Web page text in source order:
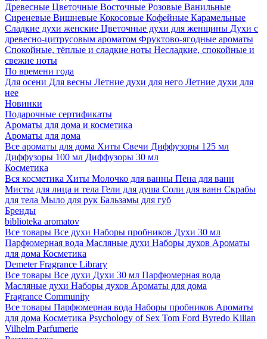
Древесные Цветочные Восточные Розовые Ванильные
Сиреневые Вишневые Кокосовые Кофейные Карамельные
Сладкие духи женские Цветочные духи для женщины Духи с
древесно-цитрусовым ароматом Фруктово-ягодные ароматы
Спокойные, тёплые и сладкие ноты Несладкие, спокойные и
свежие ноты
По времени года
Для осени Для весны Летние духи для него Летние духи для
нее
Новинки
Подарочные сертификаты
Ароматы для дома и косметика
Ароматы для дома
Все ароматы для дома Хиты Свечи Диффузоры 125 мл
Диффузоры 100 мл Диффузоры 30 мл
Косметика
Вся косметика Хиты Молочко для ванны Пена для ванн
Мисты для лица и тела Гели для душа Соли для ванн Скрабы
для тела Мыло для рук Бальзамы для губ
Бренды
biblioteka aromatov
Все товары Все духи Наборы пробников Духи 30 мл
Парфюмерная вода Масляные духи Наборы духов Ароматы
для дома Косметика
Demeter Fragrance Library
Все товары Все духи Духи 30 мл Парфюмерная вода
Масляные духи Наборы духов Ароматы для дома
Fragrance Community
Все товары Парфюмерная вода Наборы пробников Ароматы
для дома Косметика Psychology of Sex Tom Ford Byredo Kilian
Vilhelm Parfumerie